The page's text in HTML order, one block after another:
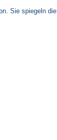
Sie spiegeln die